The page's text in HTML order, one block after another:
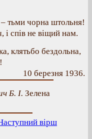
тьми чорна штольня!
і спів не віщий нам.
клятьбо бездольна,
10 березня 1936.
Б. І. Зелена
вірш